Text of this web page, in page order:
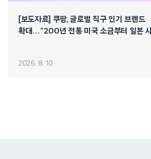
[보도자료] 쿠팡, 글로벌 직구 인기 브랜드
확대…“200년 전통 미국 소금부터 일본
2026. 8. 10.